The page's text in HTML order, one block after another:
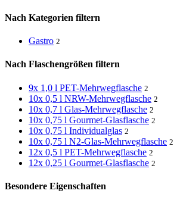
Nach Kategorien filtern
Gastro 2
Nach Flaschengrößen filtern
9x 1,0 l PET-Mehrwegflasche 2
10x 0,5 l NRW-Mehrwegflasche 2
10x 0,7 l Glas-Mehrwegflasche 2
10x 0,75 l Gourmet-Glasflasche 2
10x 0,75 l Individualglas 2
10x 0,75 l N2-Glas-Mehrwegflasche 2
12x 0,5 l PET-Mehrwegflasche 2
12x 0,25 l Gourmet-Glasflasche 2
Besondere Eigenschaften